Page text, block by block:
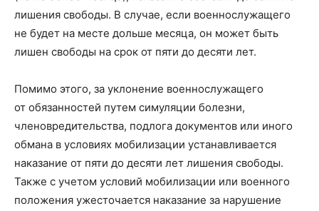
лишения свободы. В случае, если военнослужащего
не будет на месте дольше месяца, он может быть
лишен свободы на срок от пяти до десяти лет.
Помимо этого, за уклонение военнослужащего
от обязанностей путем симуляции болезни,
членовредительства, подлога документов или иного
обмана в условиях мобилизации устанавливается
наказание от пяти до десяти лет лишения свободы.
Также с учетом условий мобилизации или военного
положения ужесточается наказание за нарушение